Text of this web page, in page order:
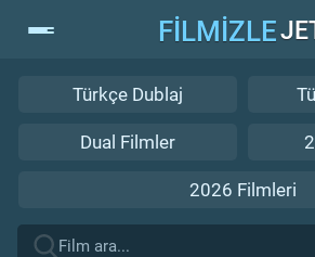
FİLMİZLE
Türkçe Dublaj
Dual Filmler
2026 Filmleri